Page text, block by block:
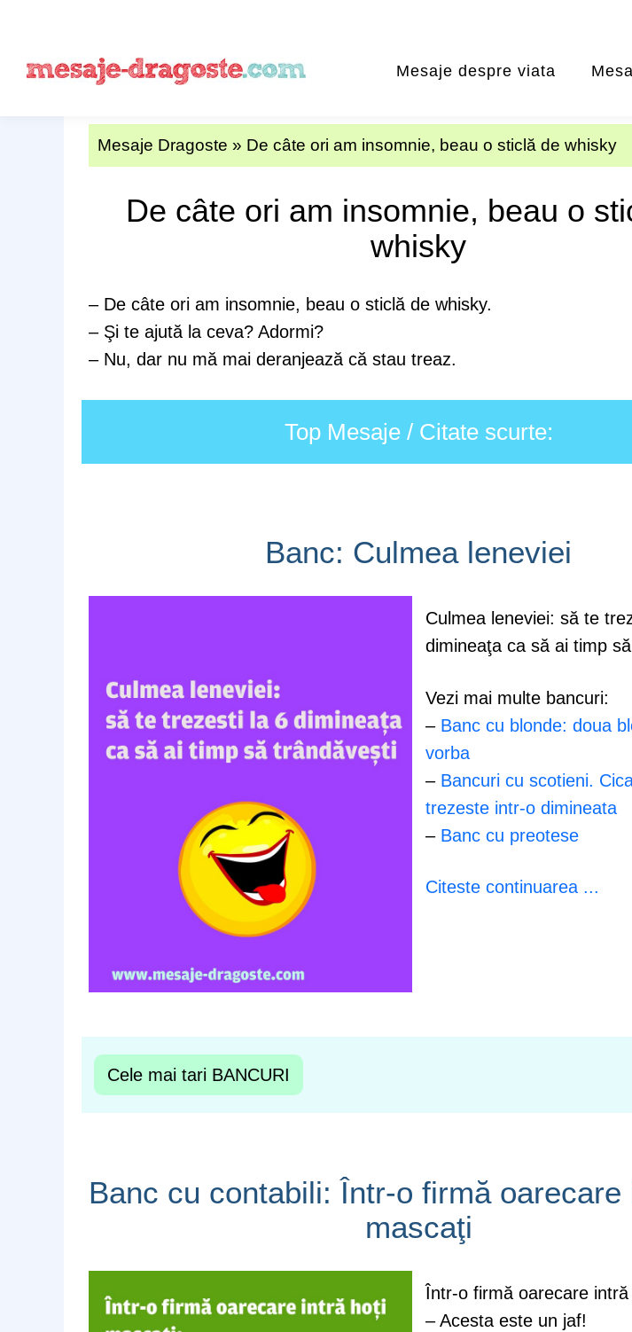
Mesaje despre viata
Mesaje Dragoste » De câte ori am insomnie, beau o sticlă de whisky
De câte ori am insomnie, beau o
whisky
– De câte ori am insomnie, beau o sticlă de whisky.
– Şi te ajută la ceva? Adormi?
– Nu, dar nu mă mai deranjează că stau treaz.
Top Mesaje / Citate scurte:
Banc: Culmea leneviei
Culmea leneviei: să te
dimineaţa ca să ai timp
Vezi mai multe bancuri:
– Banc cu blonde: doua
vorba
– Bancuri cu scotieni.
trezeste intr-o dimineata
– Banc cu preotese
Citeste continuarea ...
Cele mai tari BANCURI
Banc cu contabili: Într-o firmă oarecare
mascaţi
Într-o firmă oarecare
– Acesta este un jaf!